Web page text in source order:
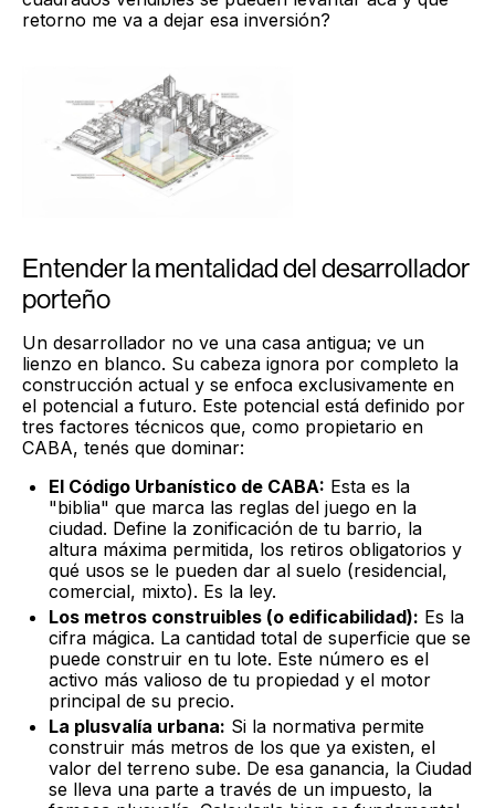
retorno me va a dejar esa inversión?
Entender la mentalidad del desarrollador
porteño
Un desarrollador no ve una casa antigua; ve un
lienzo en blanco. Su cabeza ignora por completo la
construcción actual y se enfoca exclusivamente en
el potencial a futuro. Este potencial está definido por
tres factores técnicos que, como propietario en
CABA, tenés que dominar:
El Código Urbanístico de CABA: Esta es la
"biblia" que marca las reglas del juego en la
ciudad. Define la zonificación de tu barrio, la
altura máxima permitida, los retiros obligatorios y
qué usos se le pueden dar al suelo (residencial,
comercial, mixto). Es la ley.
Los metros construibles (o edificabilidad): Es la
cifra mágica. La cantidad total de superficie que se
puede construir en tu lote. Este número es el
activo más valioso de tu propiedad y el motor
principal de su precio.
La plusvalía urbana: Si la normativa permite
construir más metros de los que ya existen, el
valor del terreno sube. De esa ganancia, la Ciudad
se lleva una parte a través de un impuesto, la